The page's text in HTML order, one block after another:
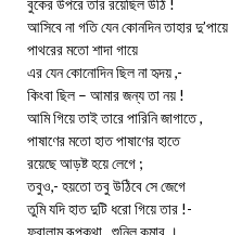
বুকের উপরে তার রয়েছিল উঠি !
আসিবে না গতি যেন কোনদিন তাহার দু’পায়ে
পাথরের মতো শাদা গায়ে
এর যেন কোনোদিন ছিল না হৃদয় ,-
কিংবা ছিল – আমার জন্য তা নয় !
আমি গিয়ে তাই তারে পারিনি জাগাতে ,
পাষাণের মতো হাত পাষাণের হাতে
রয়েছে আড়ষ্ট হয়ে লেগে ;
তবুও,- হয়তো তবু উঠিবে সে জেগে
তুমি যদি হাত দুটি ধরো গিয়ে তার !-
ফুরালাম রূপকথা , শুনিল কুমার ।